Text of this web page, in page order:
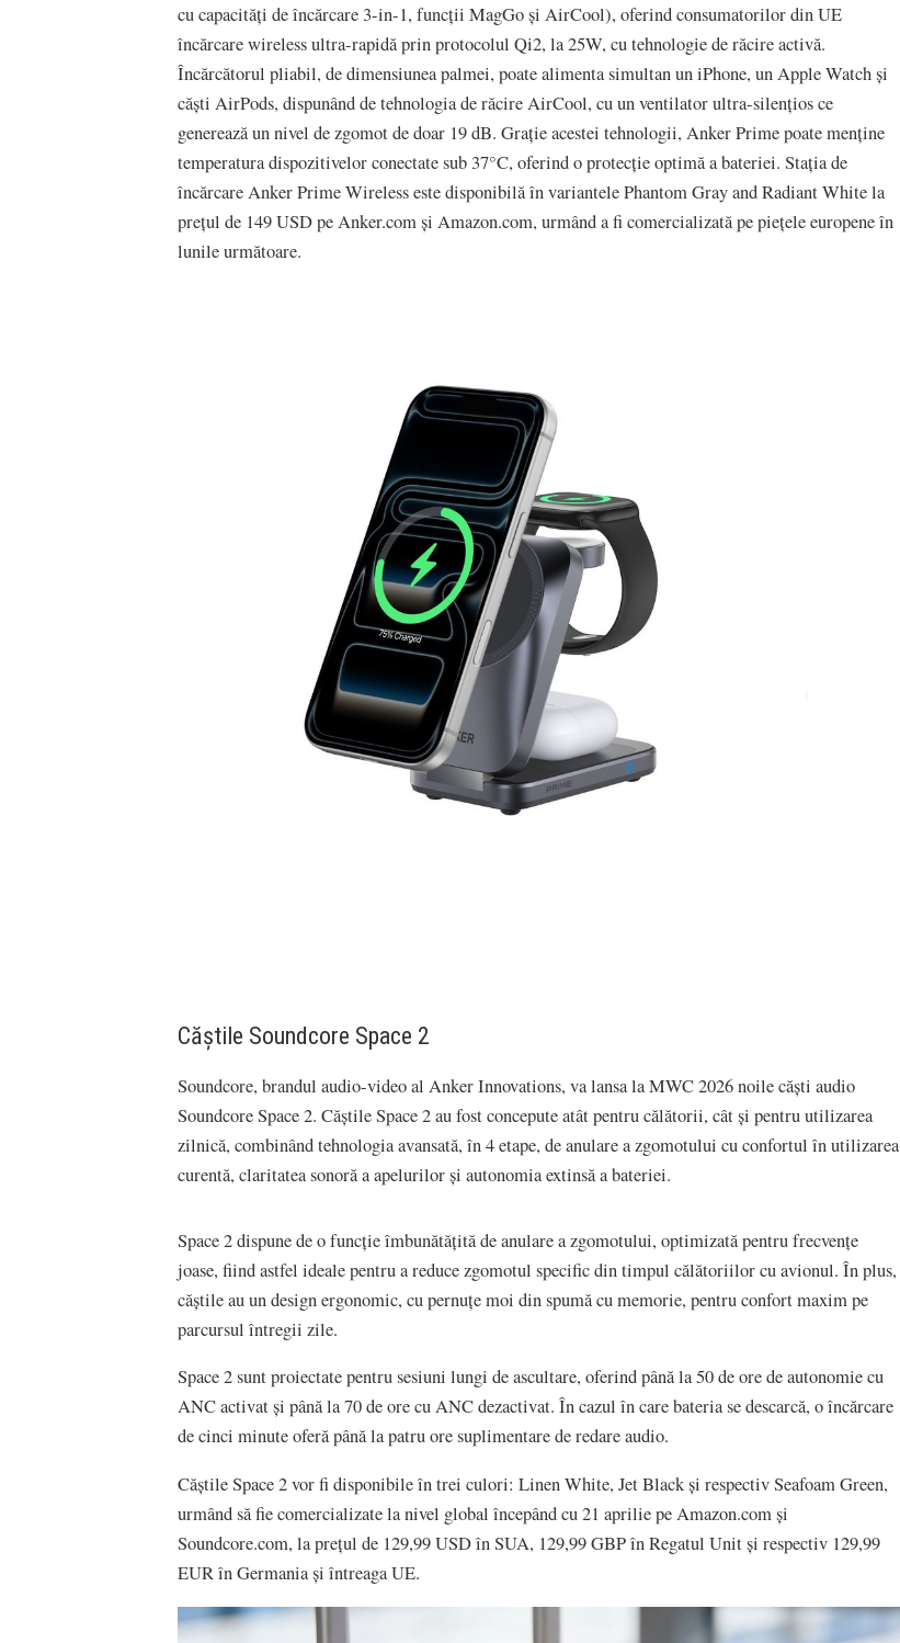
cu capacități de încărcare 3-in-1, funcții MagGo și AirCool), oferind consumatorilor din UE
încărcare wireless ultra-rapidă prin protocolul Qi2, la 25W, cu tehnologie de răcire activă.
Încărcătorul pliabil, de dimensiunea palmei, poate alimenta simultan un iPhone, un Apple Watch și
căști AirPods, dispunând de tehnologia de răcire AirCool, cu un ventilator ultra-silențios ce
generează un nivel de zgomot de doar 19 dB. Grație acestei tehnologii, Anker Prime poate menține
temperatura dispozitivelor conectate sub 37°C, oferind o protecție optimă a bateriei. Stația de
încărcare Anker Prime Wireless este disponibilă în variantele Phantom Gray and Radiant White la
prețul de 149 USD pe Anker.com și Amazon.com, urmând a fi comercializată pe piețele europene în
lunile următoare.
Căștile Soundcore Space 2
Soundcore, brandul audio-video al Anker Innovations, va lansa la MWC 2026 noile căști audio
Soundcore Space 2. Căștile Space 2 au fost concepute atât pentru călătorii, cât și pentru utilizarea
zilnică, combinând tehnologia avansată, în 4 etape, de anulare a zgomotului cu confortul în utilizarea
curentă, claritatea sonoră a apelurilor și autonomia extinsă a bateriei.
Space 2 dispune de o funcție îmbunătățită de anulare a zgomotului, optimizată pentru frecvențe
joase, fiind astfel ideale pentru a reduce zgomotul specific din timpul călătoriilor cu avionul. În plus,
căștile au un design ergonomic, cu pernuțe moi din spumă cu memorie, pentru confort maxim pe
parcursul întregii zile.
Space 2 sunt proiectate pentru sesiuni lungi de ascultare, oferind până la 50 de ore de autonomie cu
ANC activat și până la 70 de ore cu ANC dezactivat. În cazul în care bateria se descarcă, o încărcare
de cinci minute oferă până la patru ore suplimentare de redare audio.
Căștile Space 2 vor fi disponibile în trei culori: Linen White, Jet Black și respectiv Seafoam Green,
urmând să fie comercializate la nivel global începând cu 21 aprilie pe Amazon.com și
Soundcore.com, la prețul de 129,99 USD în SUA, 129,99 GBP în Regatul Unit și respectiv 129,99
EUR în Germania și întreaga UE.